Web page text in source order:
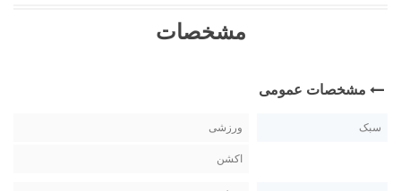
مشخصات
مشخصات عمومی
سبک ورزشی
اکشن